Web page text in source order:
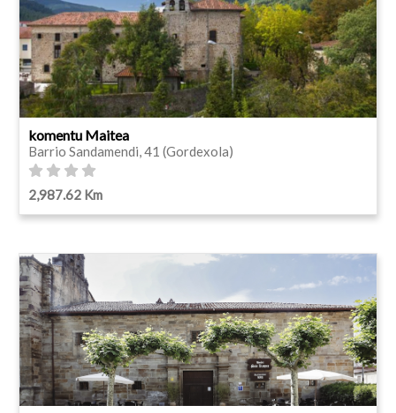
komentu Maitea
Barrio Sandamendi, 41 (Gordexola)
2,987.62 Km